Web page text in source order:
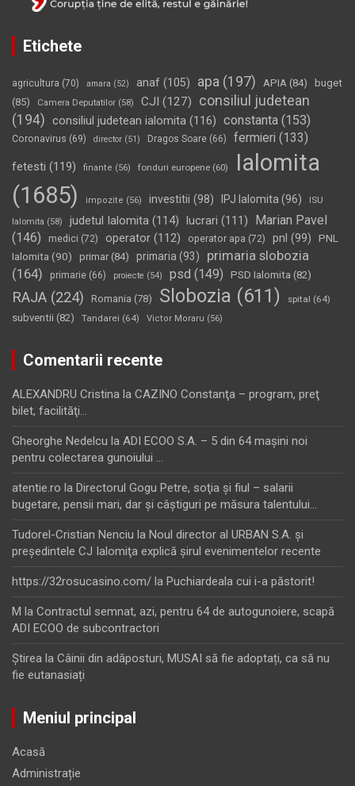
Etichete
agricultura (70) amara (52) anaf (105) apa (197) APIA (84)
buget
(85)
Camera Deputatilor (58) CJI (127)
consiliul judetean
(194) consiliul judetean ialomita (116) constanta (153)
Coronavirus (69) director (51) Dragos Soare (66) fermieri (133)
fetesti (119) finante (56) fonduri europene (60)
Ialomita
(1685)
impozite (56) investitii (98) IPJ Ialomita (96) ISU
Ialomita (58) judetul Ialomita (114) lucrari (111)
Marian Pavel
(146)
medici (72) operator (112) operator apa (72) pnl (99)
PNL
Ialomita (90) primar(84) primaria (93)
primaria slobozia
(164)
primarie (66) proiecte (54) psd (149) PSD Ialomita (82)
RAJA (224) Romania (78) Slobozia (611) spital (64)
subventii (82) Tandarei (64) Victor Moraru (56)
Comentarii recente
ALEXANDRU Cristina la CAZINO Constanţa – program, preţ
bilet, facilităţi…
Gheorghe Nedelcu la ADI ECOO S.A. – 5 din 64 maşini noi
pentru colectarea gunoiului …
atentie.ro la Directorul Gogu Petre, soţia şi fiul – salarii
bugetare, pensii mari, dar şi câştiguri pe măsura talentului…
Tudorel-Cristian Nenciu la Noul director al URBAN S.A. şi
preşedintele CJ Ialomiţa explică şirul evenimentelor recente
https://32rosucasino.com/ la Puchiardeala cui i-a păstorit!
M la Contractul semnat, azi, pentru 64 de autogunoiere, scapă
ADI ECOO de subcontractori
Ştirea la Câinii din adăposturi, MUSAI să fie adoptați, ca să nu
fie eutanasiați
Meniul principal
Acasă
Administrație